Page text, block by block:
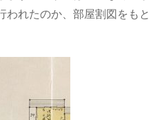
われたのか、部屋割図をもと